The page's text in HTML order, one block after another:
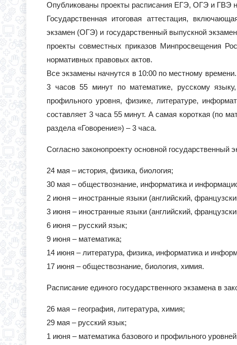
Опубликованы проекты расписания ЕГЭ, ОГЭ и ГВЭ
Государственная итоговая аттестация,
экзамен (ОГЭ) и государственный выпускной
проекты совместных приказов Минпросвещения
нормативных правовых актов.
Все экзамены начнутся в 10:00 по местному
3 часов 55 минут по математике, русскому
профильного уровня, физике, литературе,
составляет 3 часа 55 минут. А самая короткая (по
раздела «Говорение») – 3 часа.
Согласно законопроекту основной
24 мая – история, физика, биология;
30 мая – обществознание, информатика и
2 июня – иностранные языки (английский,
3 июня – иностранные языки (английский,
6 июня – русский язык;
9 июня – математика;
14 июня – литература, физика, информатика и
17 июня – обществознание, биология, химия.
Расписание единого государственного экзамена в
26 мая – география, литература, химия;
29 мая – русский язык;
1 июня – математика базового и профильного